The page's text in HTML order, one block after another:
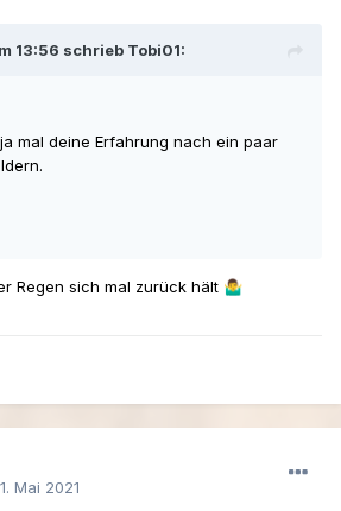
13:56 schrieb Tobi01:
mal deine Erfahrung nach ein paar
Regen sich mal zurück hält 🤷‍♂️
Mai 2021